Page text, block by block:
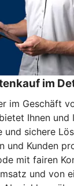
im
im Geschäft
Ihnen und
und sichere
und Kunden
mit fairen
und von